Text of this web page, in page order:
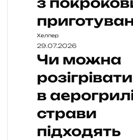
Хелпер
29.07.2026
Чи можна
в
страви
підходять